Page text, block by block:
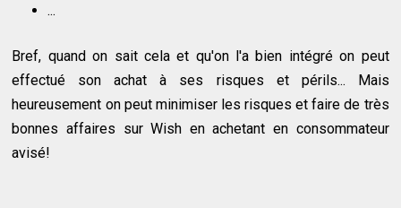
...
Bref, quand on sait cela et qu'on l'a bien intégré on peut
effectué son achat à ses risques et périls... Mais
heureusement on peut minimiser les risques et faire de très
bonnes affaires sur Wish en achetant en consommateur
avisé!